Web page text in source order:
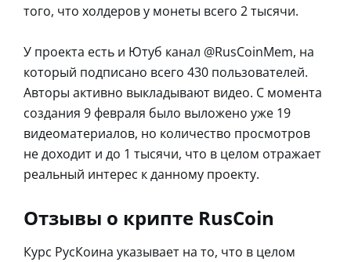
того, что холдеров у монеты всего 2 тысячи.
У проекта есть и Ютуб канал @RusCoinMem, на
который подписано всего 430 пользователей.
Авторы активно выкладывают видео. С момента
создания 9 февраля было выложено уже 19
видеоматериалов, но количество просмотров
не доходит и до 1 тысячи, что в целом отражает
реальный интерес к данному проекту.
Отзывы о крипте RusCoin
Курс РусКоина указывает на то, что в целом